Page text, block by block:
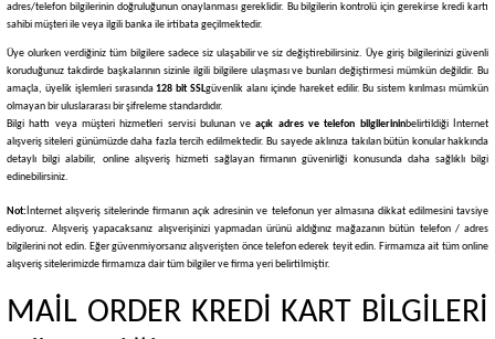
adres/telefon bilgilerinin doğruluğunun onaylanması gereklidir. Bu bilgilerin kontrolü için gerekirse kredi kartı
sahibi müşteri ile veya ilgili banka ile irtibata geçilmektedir.
Üye olurken verdiğiniz tüm bilgilere sadece siz ulaşabilir ve siz değiştirebilirsiniz. Üye giriş bilgilerinizi güvenli
koruduğunuz takdirde başkalarının sizinle ilgili bilgilere ulaşması ve bunları değiştirmesi mümkün değildir. Bu
amaçla, üyelik işlemleri sırasında 128 bit SSLgüvenlik alanı içinde hareket edilir. Bu sistem kırılması mümkün
olmayan bir uluslararası bir şifreleme standardıdır.
Bilgi hattı veya müşteri hizmetleri servisi bulunan veaçık adres ve telefon bilgilerininbelirtildiği İnternet
alışveriş siteleri günümüzde daha fazla tercih edilmektedir. Bu sayede aklınıza takılan bütün konular hakkında
detaylı bilgi alabilir, online alışveriş hizmeti sağlayan firmanın güvenirliği konusunda daha sağlıklı bilgi
edinebilirsiniz.
Not: İnternet alışveriş sitelerinde firmanın açık adresinin ve telefonun yer almasına dikkat edilmesini tavsiye
ediyoruz. Alışveriş yapacaksanız alışverişinizi yapmadan ürünü aldığınız mağazanın bütün telefon / adres
bilgilerini not edin. Eğer güvenmiyorsanız alışverişten önce telefon ederek teyit edin. Firmamıza ait tüm online
alışveriş sitelerimizde firmamıza dair tüm bilgiler ve firma yeri belirtilmiştir.
MAİL ORDER KREDİ KART BİLGİLERİ